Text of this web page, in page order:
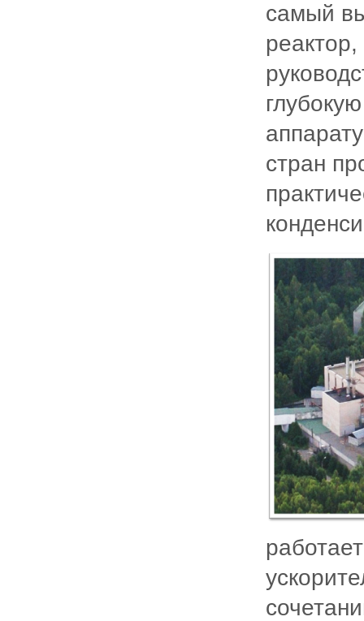
самый
стран